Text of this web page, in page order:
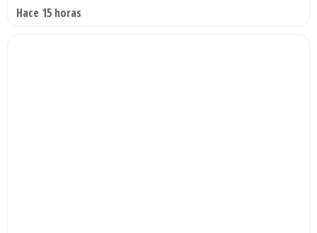
Hace 15 horas